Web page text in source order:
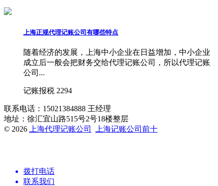
上海正规代理记账公司有哪些特点
随着经济的发展，上海中小企业在日益增加，中小企业
成立后一般会把财务交给代理记账公司，所以代理记账
公司...
记账报税 2294
联系电话：15021384888 王经理
地址：徐汇宜山路515号2号18楼整层
© 2026
上海代理记账公司 上海记账公司前十
拨打电话
联系我们